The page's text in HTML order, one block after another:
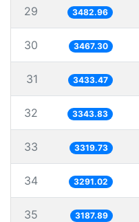
29 3482.96
30 3467.30
31 3433.47
32 3343.83
33 3319.73
34 3291.02
35 3187.89